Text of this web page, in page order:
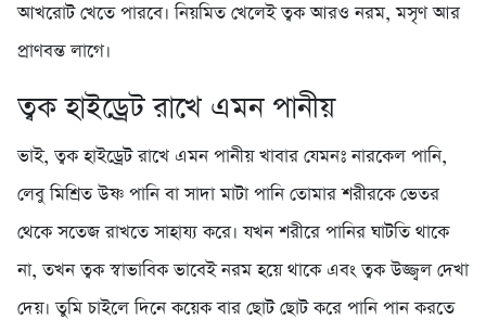
আখরোট খেতে পারবে। নিয়মিত খেলেই ত্বক আরও নরম, মসৃণ আর
প্রাণবন্ত লাগে।
ত্বক হাইড্রেট রাখে এমন পানীয়
ভাই, ত্বক হাইড্রেট রাখে এমন পানীয় খাবার যেমনঃ নারকেল পানি,
লেবু মিশ্রিত উষ্ণ পানি বা সাদা মাটা পানি তোমার শরীরকে ভেতর
থেকে সতেজ রাখতে সাহায্য করে। যখন শরীরে পানির ঘাটতি থাকে
না, তখন ত্বক স্বাভাবিক ভাবেই নরম হয়ে থাকে এবং ত্বক উজ্জ্বল দেখা
দেয়। তুমি চাইলে দিনে কয়েক বার ছোট ছোট করে পানি পান করতে